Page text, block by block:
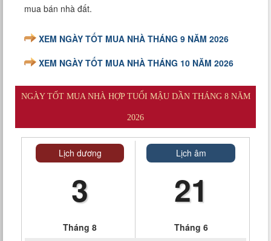
mua bán nhà đất.
XEM NGÀY TỐT MUA NHÀ THÁNG 9 NĂM 2026
XEM NGÀY TỐT MUA NHÀ THÁNG 10 NĂM 2026
NGÀY TỐT MUA NHÀ HỢP TUỔI MẬU DẦN THÁNG 8 NĂM
2026
Lịch dương
3
Tháng 8
Lịch âm
21
Tháng 6